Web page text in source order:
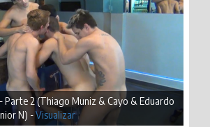
Parte 2 (Thiago Muniz & Cayo & Eduardo
N) -Visualizar